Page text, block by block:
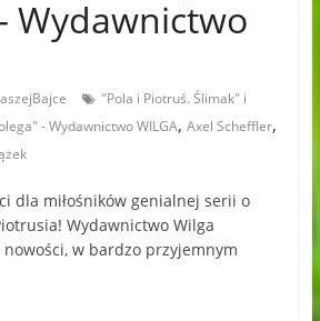
Wydawnictwo
"Pola i Piotruś. Ślimak" i
- Wydawnictwo WILGA, Axel Scheffler,
dla miłośników genialnej serii o
Wydawnictwo Wilga
nowości, w bardzo przyjemnym